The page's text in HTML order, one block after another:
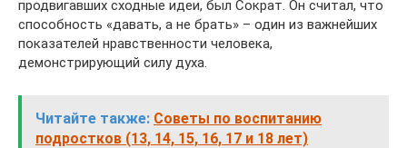
продвигавших сходные идеи, был Сократ. Он считал, что
способность «давать, а не брать» – один из важнейших
показателей нравственности человека,
демонстрирующий силу духа.
Читайте также: Советы по воспитанию
подростков (13, 14, 15, 16, 17 и 18 лет)